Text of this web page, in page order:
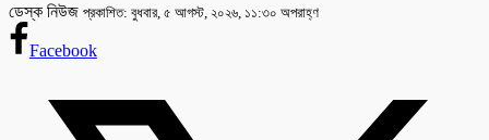
ডেস্ক নিউজ প্রকাশিত: বুধবার, ৫ আগস্ট, ২০২৬, ১১:৩০ অপরাহ্ণ
Facebook